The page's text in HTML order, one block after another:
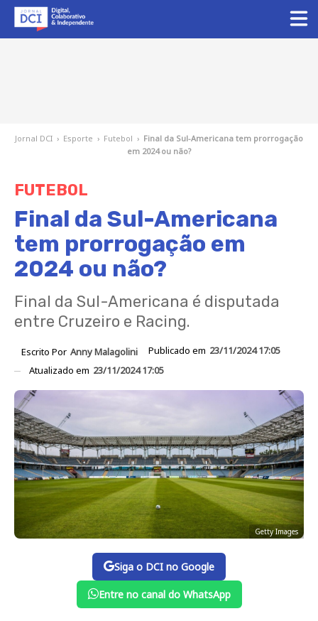
Jornal DCI › Esporte › Futebol › Final da Sul-Americana tem prorrogação
em 2024 ou não?
FUTEBOL
Final da Sul-Americana
tem prorrogação em
2024 ou não?
Final da Sul-Americana é disputada
entre Cruzeiro e Racing.
Escrito Por Anny Malagolini Publicado em 23/11/2024 17:05
Atualizado em 23/11/2024 17:05
Getty Images
Siga o DCI no Google
Entre no canal do WhatsApp